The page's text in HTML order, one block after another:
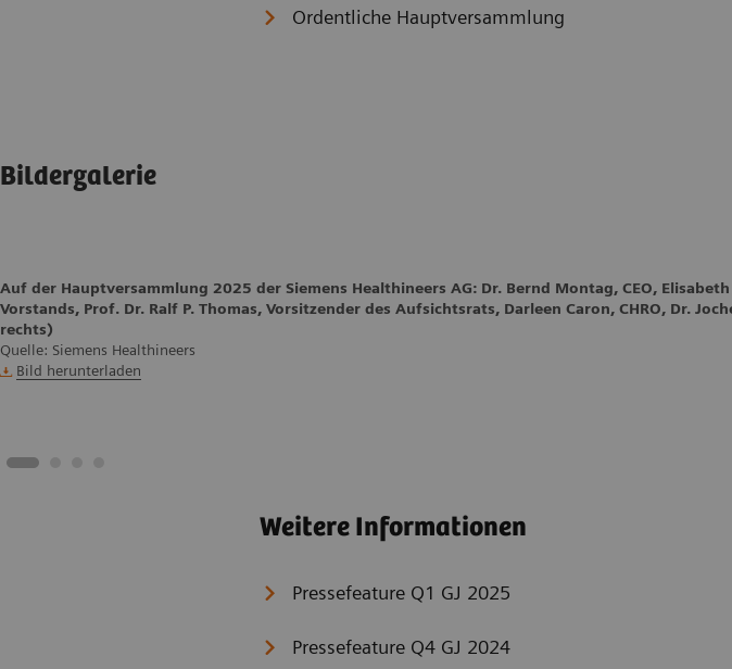
Ordentliche Hauptversammlung
Bildergalerie
Auf der Hauptversammlung 2025 der Siemens Healthineers AG: Dr. Bernd Montag, CEO,
Vorstands, Prof. Dr. Ralf P. Thomas, Vorsitzender des Aufsichtsrats, Darleen Caron, CHRO, Dr.
rechts)
Quelle: Siemens Healthineers
Bild herunterladen
Weitere Informationen
Pressefeature Q1 GJ 2025
Pressefeature Q4 GJ 2024